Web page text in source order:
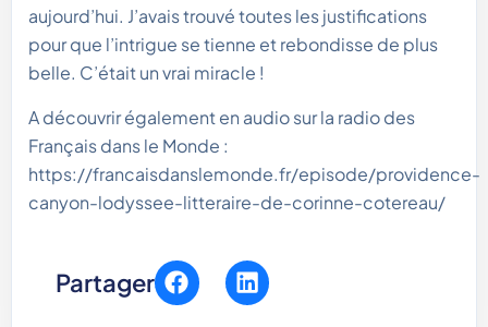
aujourd’hui. J’avais trouvé toutes les justifications
pour que l’intrigue se tienne et rebondisse de plus
belle. C’était un vrai miracle !
A découvrir également en audio sur la radio des
Français dans le Monde :
https://francaisdanslemonde.fr/episode/providence-
canyon-lodyssee-litteraire-de-corinne-cotereau/
Partager